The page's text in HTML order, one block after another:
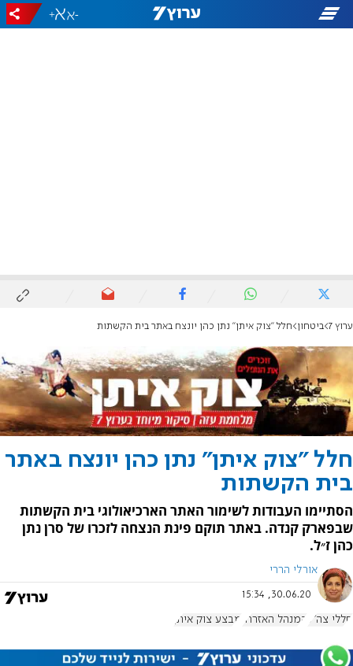
-
+
ערוץ 7 ביטחון חלל "צוק איתן" נתן כהן יונצח באתר בית הקשתות
חלל "צוק איתן" נתן כהן יונצח באתר
בית הקשתות
הסתיימו העבודות לשימור האתר הארכיאולוגי בית הקשתות
שבפארק קנדה. באתר תוקם פינת הנצחה לזכרו של סרן נתן
כהן ז״ל.
אורלי הררי
30.06.20, 15:34
חללי צה"ל המנהל האזרחי מבצע צוק איתן